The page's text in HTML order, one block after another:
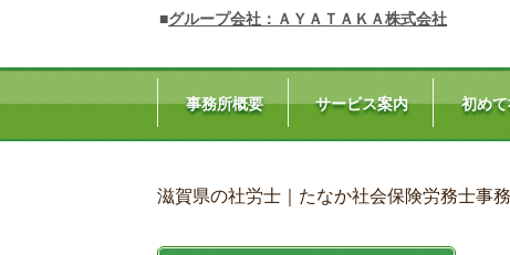
■グループ会社：ＡＹＡＴＡＫＡ株式会社
事務所概要 サービス案内 初め
滋賀県の社労士｜たなか社会保険労務士事務